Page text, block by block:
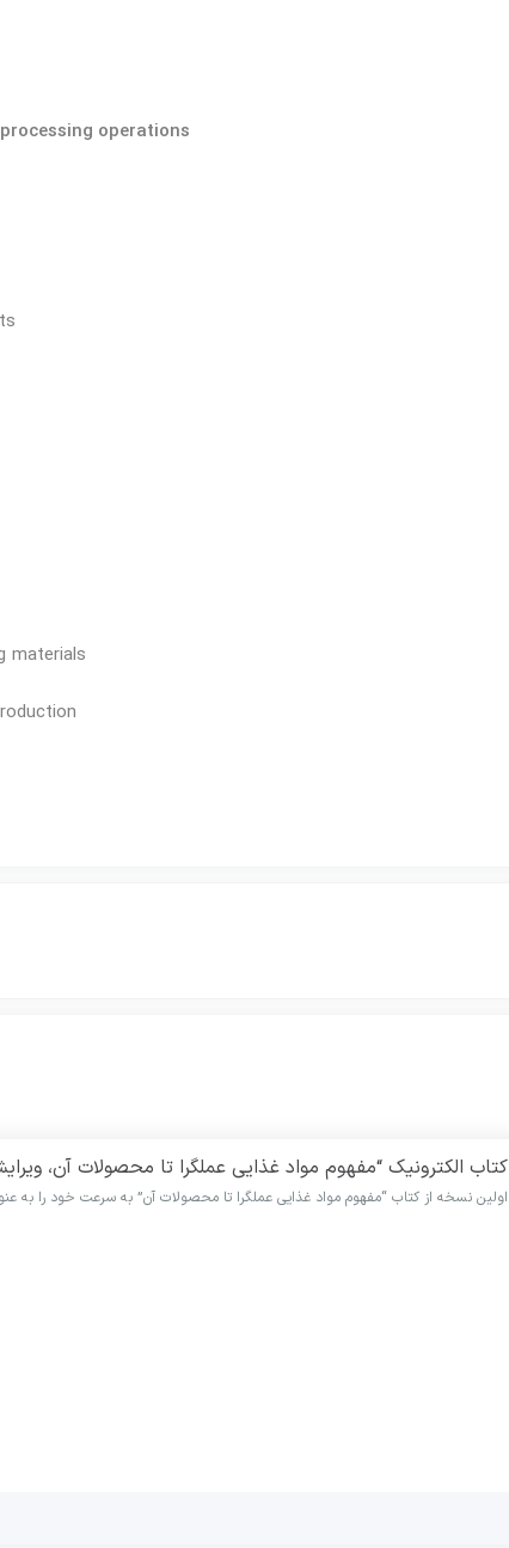
operations
materials
کتاب الکترونیک “مفهوم مواد غذایی عملگرا تا محصولات آن،
اولین نسخه از کتاب “مفهوم مواد غذایی عملگرا تا محصولات آن” به سرعت خود را به